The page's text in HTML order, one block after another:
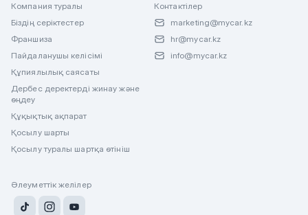
Компания туралы
Біздің серіктестер
Франшиза
Пайдаланушы келісімі
Құпиялылық саясаты
Дербес деректерді жинау және
өңдеу
Құқықтық ақпарат
Қосылу шарты
Қосылу туралы шартқа өтініш
Контактілер
marketing@mycar.kz
hr@mycar.kz
info@mycar.kz
Әлеуметтік желілер